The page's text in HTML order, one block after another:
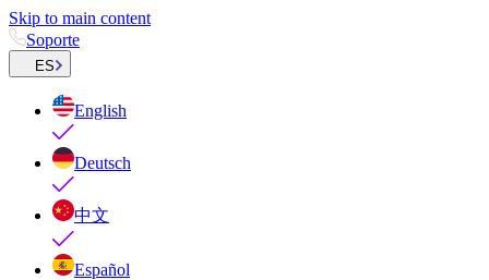
Skip to main content
Soporte
ES
English
Deutsch
中文
Español